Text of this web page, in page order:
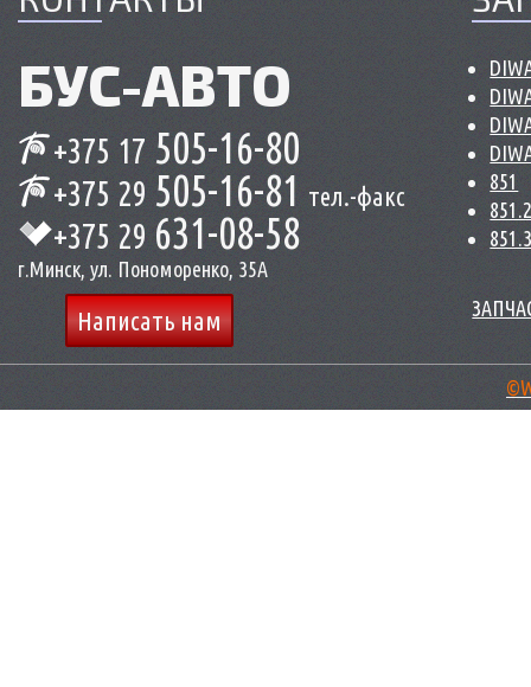
БУС-АВТО
+375 17 505-16-80
+375 29 505-16-81 тел.-факс
+375 29 631-08-58
г.Минск, ул. Пономоренко, 35А
Написать нам
851